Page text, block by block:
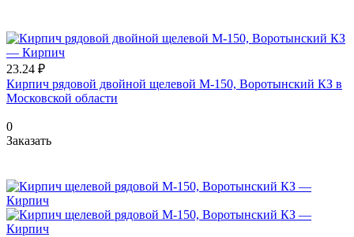
23.24 ₽
Кирпич рядовой двойной щелевой М-150, Воротынский КЗ в
Московской области
0
Заказать